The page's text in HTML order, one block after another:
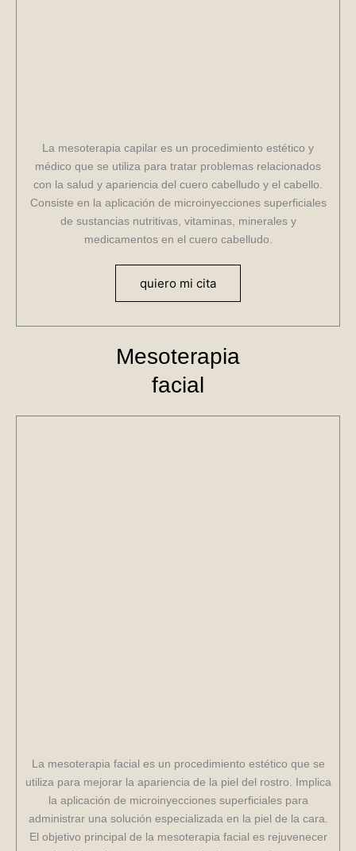
La mesoterapia capilar es un procedimiento estético y
médico que se utiliza para tratar problemas relacionados
con la salud y apariencia del cuero cabelludo y el cabello.
Consiste en la aplicación de microinyecciones superficiales
de sustancias nutritivas, vitaminas, minerales y
medicamentos en el cuero cabelludo.
quiero mi cita
Mesoterapia
facial
La mesoterapia facial es un procedimiento estético que se
utiliza para mejorar la apariencia de la piel del rostro. Implica
la aplicación de microinyecciones superficiales para
administrar una solución especializada en la piel de la cara.
El objetivo principal de la mesoterapia facial es rejuvenecer